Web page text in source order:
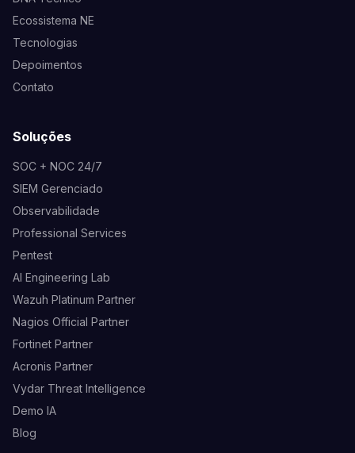
Ecossistema NE
Tecnologias
Depoimentos
Contato
Soluções
SOC + NOC 24/7
SIEM Gerenciado
Observabilidade
Professional Services
Pentest
AI Engineering Lab
Wazuh Platinum Partner
Nagios Official Partner
Fortinet Partner
Acronis Partner
Vydar Threat Intelligence
Demo IA
Blog